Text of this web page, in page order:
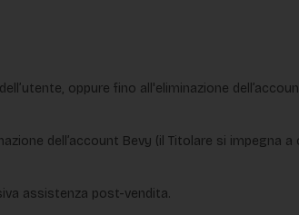
oppure fino all'eliminazione
dell’account Bevy (il Titolare si impegna a
assistenza post-vendita.